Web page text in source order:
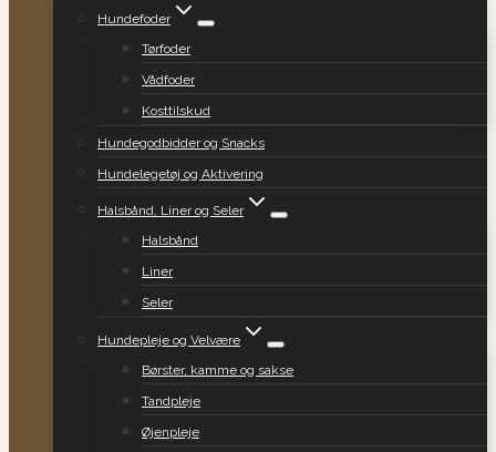
Hundefoder
Tørfoder
Vådfoder
Kosttilskud
Hundegodbidder og Snacks
Hundelegetøj og Aktivering
Halsbånd, Liner og Seler
Halsbånd
Liner
Seler
Hundepleje og Velvære
Børster, kamme og sakse
Tandpleje
Øjenpleje